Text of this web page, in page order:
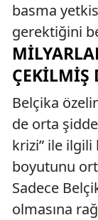
basma
gerektiğini
ÇEKILMIŞ
Belçika
de orta
krizi” ile ilgili
boyutunu
Sadece
olmasına